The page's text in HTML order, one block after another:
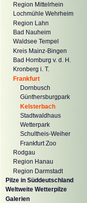
Region Mittelrhein
Lochmühle Wehrheim
Region Lahn
Bad Nauheim
Waldsee Tempel
Kreis Mainz-Bingen
Bad Homburg v. d. H.
Kronberg i. T.
Frankfurt
Dornbusch
Günthersburgpark
Kelsterbach
Stadtwaldhaus
Wetterpark
Schultheis-Weiher
Frankfurt Zoo
Rodgau
Region Hanau
Region Darmstadt
Pilze in Süddeutschland
Weltweite Wetterpilze
Galerien